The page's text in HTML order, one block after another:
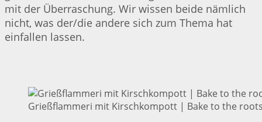
mit der Überraschung. Wir wissen beide nämlich
nicht, was der/die andere sich zum Thema hat
einfallen lassen.
Grießflammeri mit Kirschkompott | Bake to the